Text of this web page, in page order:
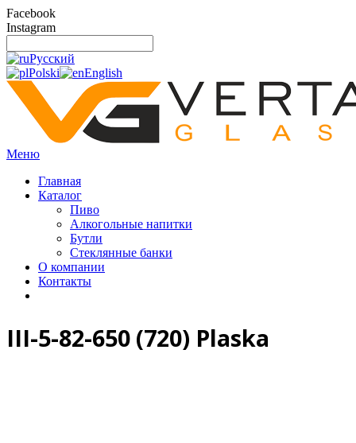
Facebook
Instagram
Русский
Polski
English
Меню
Главная
Каталог
Пиво
Алкогольные напитки
Бутли
Стеклянные банки
О компании
Контакты
III-5-82-650 (720) Plaska